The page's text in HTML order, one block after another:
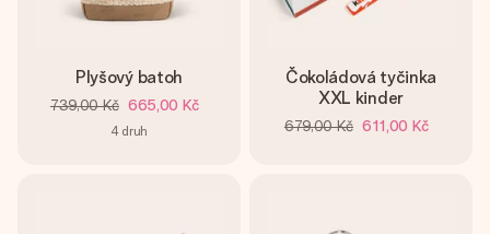
Plyšový batoh
739,00 Kč 665,00 Kč
4 druh
Čokoládová tyčinka
XXL kinder
679,00 Kč 611,00 Kč